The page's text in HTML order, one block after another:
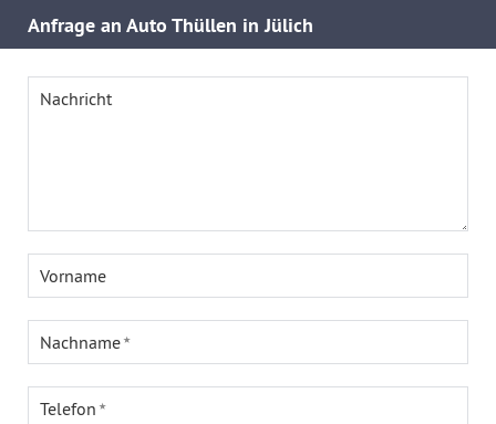
Anfrage an Auto Thüllen in Jülich
Nachricht
Vorname
Nachname
Telefon